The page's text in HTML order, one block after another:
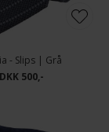
- Slips | Grå
DKK 500,-